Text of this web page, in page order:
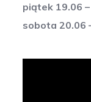
piątek 19.06
sobota 20.06